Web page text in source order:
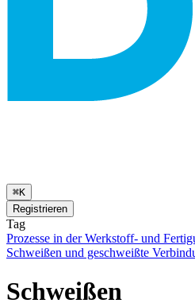
⌘K
Registrieren
Tag
Prozesse in der Werkstoff- und
Schweißen und geschweißte
Schweißen